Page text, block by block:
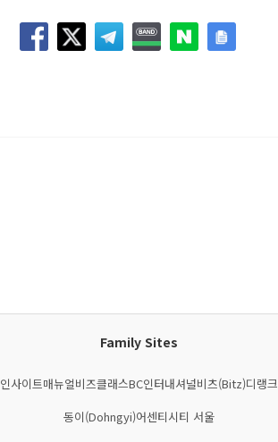
Family Sites
인사이트매뉴얼비즈클래스BC인터내셔널비츠(Bitz)디랭크
동이(Dohngyi)어센티시티 서울